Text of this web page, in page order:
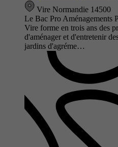
Vire Normandie 14500
Le Bac Pro Aménagements
Vire forme en trois ans des
d'aménager et d'entretenir
jardins d'agréme…